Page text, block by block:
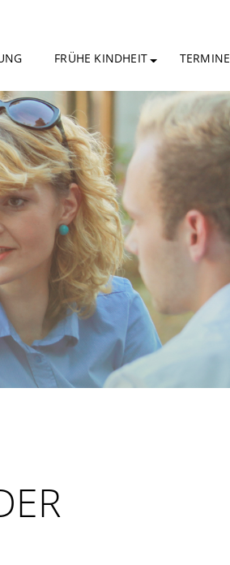
FRÜHE KINDHEIT TERMINE